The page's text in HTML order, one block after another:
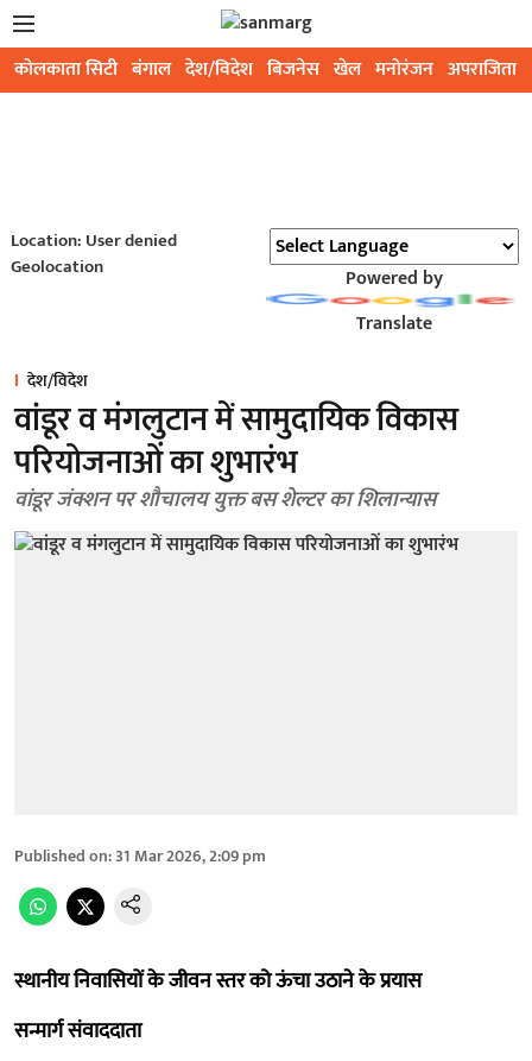
कोलकाता सिटी बंगाल देश/विदेश बिजनेस खेल मनोरंजन अपराजिता
Location: User denied
Geolocation
Powered by
Translate
देश/विदेश
वांडूर व मंगलुटान में सामुदायिक विकास
परियोजनाओं का शुभारंभ
वांडूर जंक्शन पर शौचालय युक्त बस शेल्टर का शिलान्यास
Published on:31 Mar 2026, 2:09 pm
स्थानीय निवासियों के जीवन स्तर को ऊंचा उठाने के प्रयास
सन्मार्ग संवाददाता